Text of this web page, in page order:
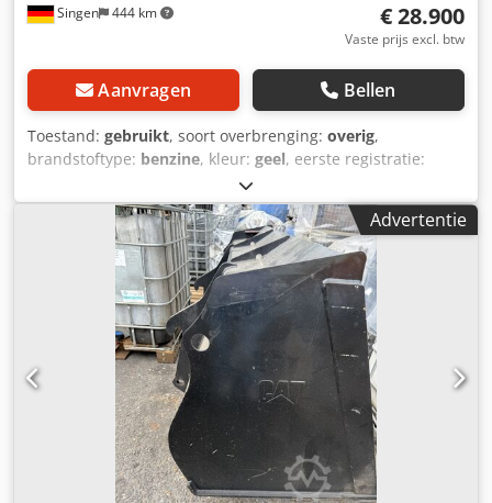
Singen 444 km € 28.900
Vaste prijs excl. btw
Aanvragen Bellen
Toestand: gebruikt, soort overbrenging: overig,
brandstoftype: benzine, kleur: geel, eerste registratie:
geen, ophanging:
Bouwjaar:2013, bedrijfsturen:3.700 h, bestuurderscabine:
, * Schepbak Crjdszrzf Aopfx Alyjf * Vork ...
Occasionvoertuig, inclusief btw.
Advertentie